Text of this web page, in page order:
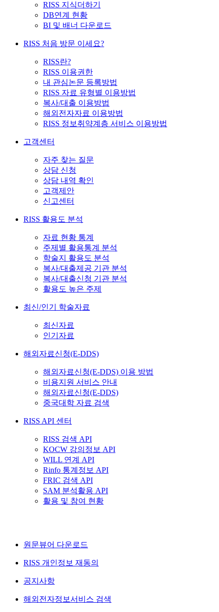
RISS 지식더하기
DB연계 현황
BI 및 배너 다운로드
RISS 처음 방문 이세요?
RISS란?
RISS 이용권한
내 관심논문 등록방법
RISS 자료 유형별 이용방법
복사/대출 이용방법
해외전자자료 이용방법
RISS 정보취약계층 서비스 이용방법
고객센터
자주 찾는 질문
상담 신청
상담 내역 확인
고객제안
신고센터
RISS 활용도 분석
자료 현황 통계
주제별 활용통계 분석
학술지 활용도 분석
복사/대출제공 기관 분석
복사/대출신청 기관 분석
활용도 높은 주제
최신/인기 학술자료
최신자료
인기자료
해외자료신청(E-DDS)
해외자료신청(E-DDS) 이용 방법
비용지원 서비스 안내
해외자료신청(E-DDS)
중국대학 자료 검색
RISS API 센터
RISS 검색 API
KOCW 강의정보 API
WILL 연계 API
Rinfo 통계정보 API
FRIC 검색 API
SAM 분석활용 API
활용 및 참여 현황
원문뷰어 다운로드
RISS 개인정보 재동의
공지사항
해외전자정보서비스 검색